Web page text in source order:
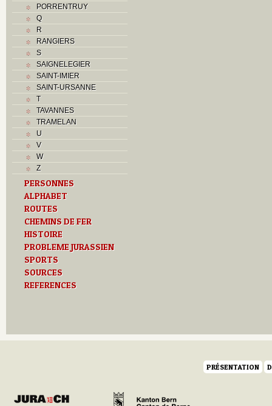
U
PORRENTRUY
Q
R
RANGIERS
S
SAIGNELEGIER
SAINT-IMIER
SAINT-URSANNE
T
TAVANNES
TRAMELAN
U
V
W
Z
PERSONNES
ALPHABET
ROUTES
CHEMINS DE FER
HISTOIRE
PROBLEME JURASSIEN
SPORTS
SOURCES
REFERENCES
PRÉSENTATION